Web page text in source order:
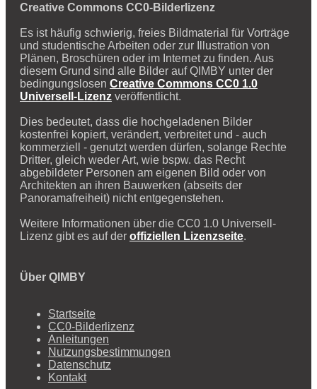
Creative Commons CC0-Bilderlizenz
Es ist häufig schwierig, freies Bildmaterial für Vorträge
und studentische Arbeiten oder zur Illustration von
Plänen, Broschüren oder im Internet zu finden. Aus
diesem Grund sind alle Bilder auf QIMBY unter der
bedingungslosen Creative Commons CC0 1.0
Universell-Lizenz veröffentlicht.
Dies bedeutet, dass die hochgeladenen Bilder
kostenfrei kopiert, verändert, verbreitet und - auch
kommerziell - genutzt werden dürfen, solange Rechte
Dritter, gleich weder Art, wie bspw. das Recht
abgebildeter Personen am eigenen Bild oder von
Architekten an ihren Bauwerken (abseits der
Panoramafreiheit) nicht entgegenstehen.
Weitere Informationen über die CC0 1.0 Universell-
Lizenz gibt es auf der offiziellen Lizenzseite.
Über QIMBY
Startseite
CC0-Bilderlizenz
Anleitungen
Nutzungsbestimmungen
Datenschutz
Kontakt